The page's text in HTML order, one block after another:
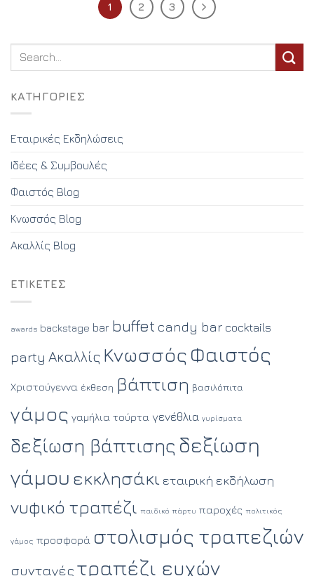
1 2 3
KΑΤΗΓΟΡΊΕΣ
Εταιρικές Εκδηλώσεις
Ιδέες & Συμβουλές
Φαιστός Blog
Κνωσσός Blog
Ακαλλίς Blog
ΕΤΙΚΈΤΕΣ
awards backstage bar buffet candy bar cocktails
party Ακαλλίς Κνωσσός Φαιστός
Χριστούγεννα έκθεση βάπτιση βασιλόπιτα
γάμος γαμήλια τούρτα γενέθλια γυρίσματα
δεξίωση βάπτισης δεξίωση
γάμου εκκλησάκι εταιρική εκδήλωση
νυφικό τραπέζι παιδικό πάρτυ παροχές πολιτικός
γάμος προσφορά στολισμός τραπεζιών
συνταγές τραπέζι ευχών